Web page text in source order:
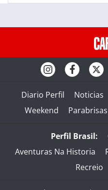
Diario Perfil Noticias
Weekend
Parabrisas
Perfil Brasil:
Aventuras Na Historia
Recreio